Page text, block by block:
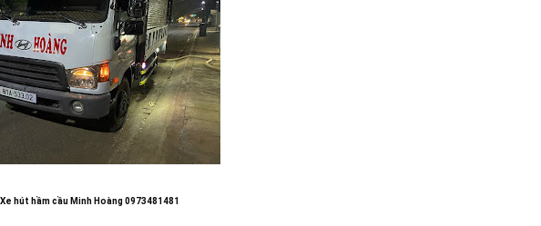
Xe hút hầm cầu Minh Hoàng 0973481481